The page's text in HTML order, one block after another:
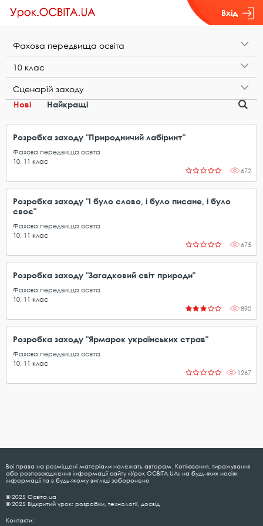
Вхід
Ф​а​х​о​в​а​ ​п​е​р​е​д​в​и​щ​а​ ​о​с​в​і​т​а
1​0​ ​к​л​а​с
С​ц​е​н​а​р​і​й​ ​з​а​х​о​д​у
Нові
Найкращі
Розробка заходу "Природничий лабіринт"
Фахова передвища освіта
10 11 клас
672
Розробка заходу "І було слово, і було писане, і було
своє"
Фахова передвища освіта
10 11 клас
675
Розробка заходу "Загадковий світ природи"
Фахова передвища освіта
10 11 клас
890
Розробка заходу "Ярмарок українських страв"
Фахова передвища освіта
10 11 клас
1267
Всі права на розміщені матеріали належать авторам. Копіювання, тиражування
або розповсюдження інформації сайту «Урок.ОСВІТА.UA» на будь-яких носіях
інформації та в будь-якому вигляді заборонено
© 2025 Освіта.ua
© 2025 Відкритий урок: розробки, технології, досвід
Контакти: